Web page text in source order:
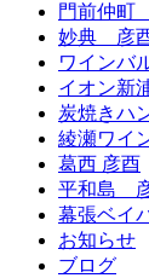
門前仲
妙典 彦
ワインバ
イオン新
炭焼きハ
綾瀬ワイ
葛西 彦酉
平和島
幕張ベイ
お知らせ
ブログ